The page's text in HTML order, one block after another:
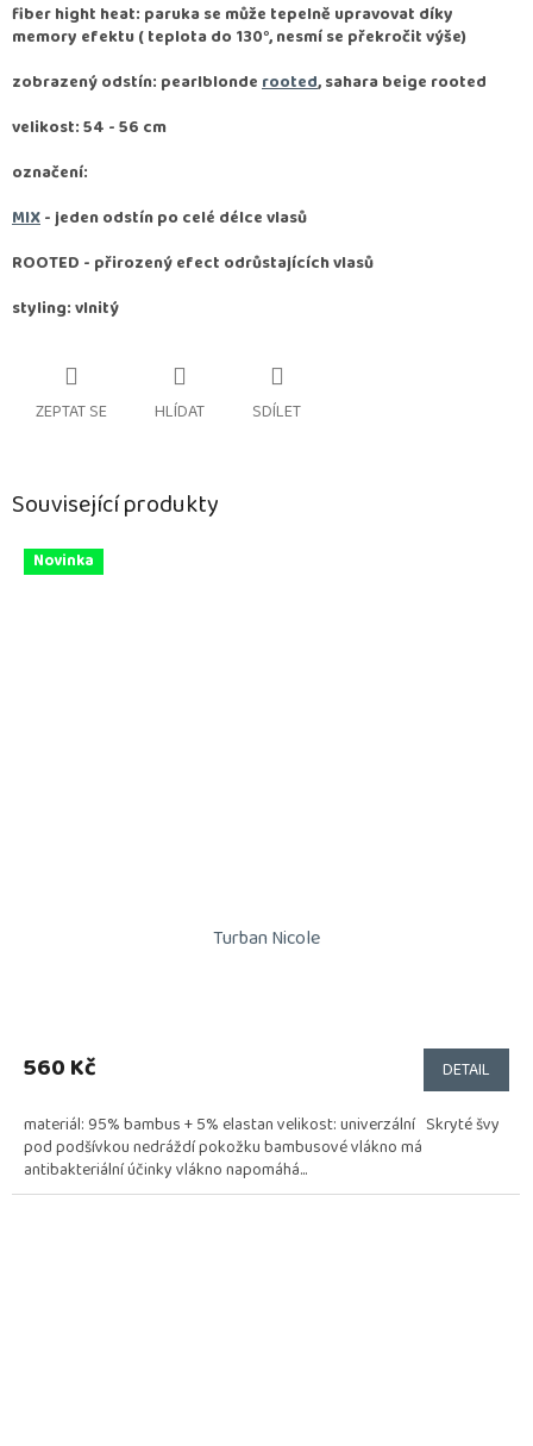
fiber hight heat: paruka se může tepelně upravovat díky
memory efektu ( teplota do 130°, nesmí se překročit výše)
zobrazený odstín: pearlblonderooted, sahara beige rooted
velikost: 54 - 56 cm
označení:
MIX- jeden odstín po celé délce vlasů
ROOTED - přirozený efect odrůstajících vlasů
styling: vlnitý
ZEPTAT SE HLÍDAT SDÍLET
Související produkty
Novinka
Turban Nicole
560 Kč DETAIL
materiál: 95% bambus + 5% elastan velikost: univerzální Skryté švy
pod podšívkou nedráždí pokožku bambusové vlákno má
antibakteriální účinky vlákno napomáhá...